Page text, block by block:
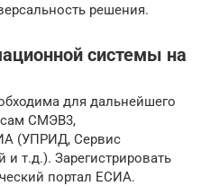
решения.
системы на
для дальнейшего
СМЭВ3,
(УПРИД, Сервис
и т.д.). Зарегистрировать
портал ЕСИА.